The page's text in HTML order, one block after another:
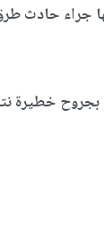
جراء حادث
بجروح خطيرة